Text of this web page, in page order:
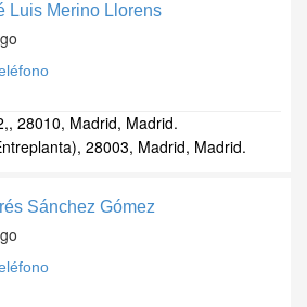
Luis Merino Llorens
28010, Madrid, Madrid.
28003, Madrid, Madrid.
Sánchez Gómez